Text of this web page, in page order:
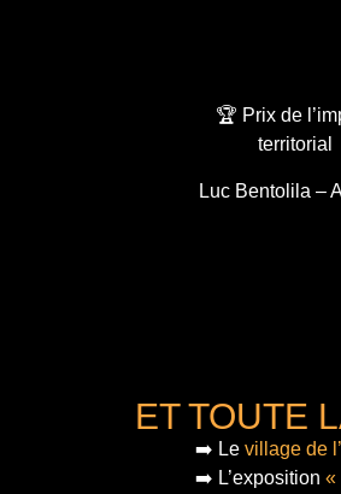
🏆 Prix de
territorial
Luc Bentolila –
ET TOUTE
➡️ Le village de
➡️ L’exposition «